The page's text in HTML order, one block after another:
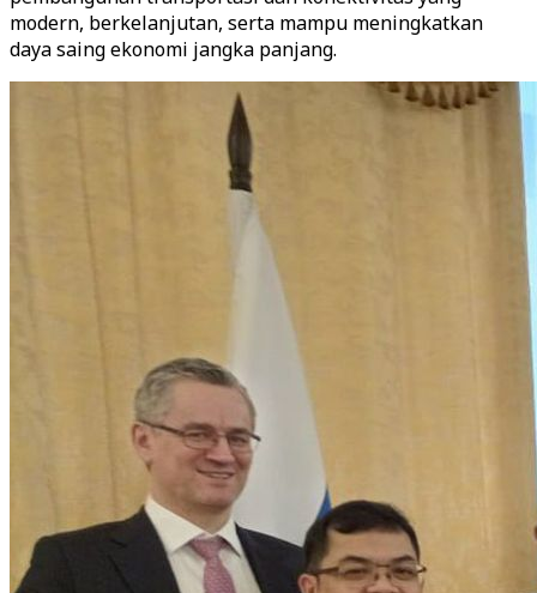
modern, berkelanjutan, serta mampu meningkatkan
daya saing ekonomi jangka panjang.